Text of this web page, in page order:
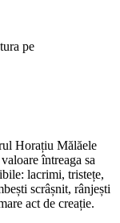
pe
Horațiu Mălăele
întreaga sa
lacrimi, tristețe,
scrâșnit, rânjești
act de creație.